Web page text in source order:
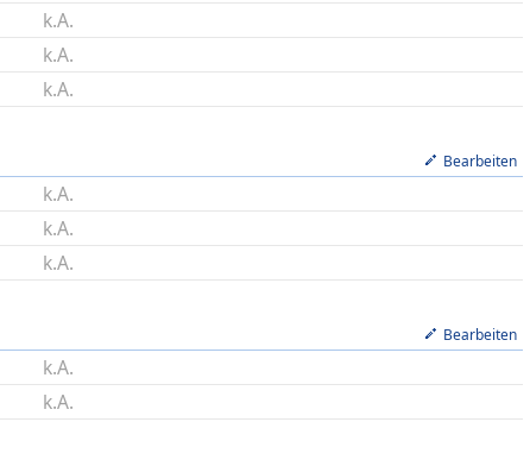
k.A.
k.A.
k.A.
Bearbeiten
k.A.
k.A.
k.A.
Bearbeiten
k.A.
k.A.